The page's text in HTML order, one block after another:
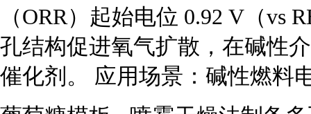
（ORR）起始电位 0.92 V（vs
孔结构促进氧气扩散，在碱性
催化剂。 应用场景：碱性燃料